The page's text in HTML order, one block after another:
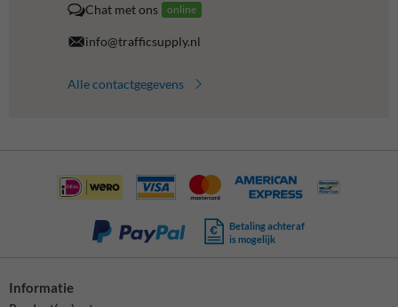
Chat met ons online
info@trafficsupply.nl
Alle contactgegevens
Betaling achteraf
is mogelijk
Informatie